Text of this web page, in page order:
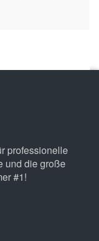
professionelle
und die große
#1!